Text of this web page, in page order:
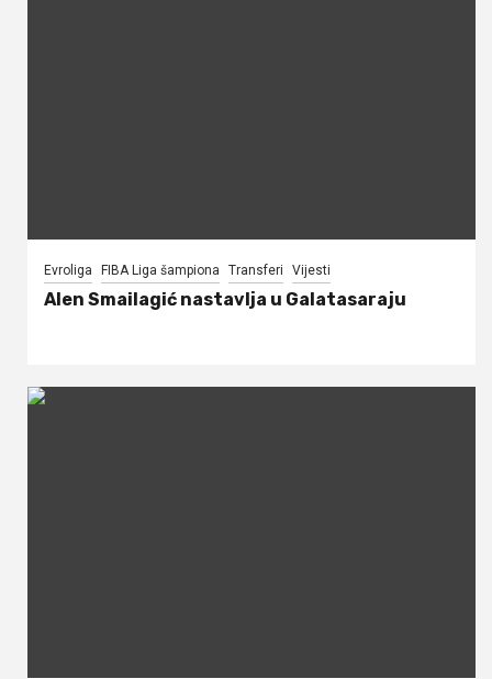
Evroliga FIBA Liga šampiona Transferi Vijesti
Alen Smailagić nastavlja u Galatasaraju